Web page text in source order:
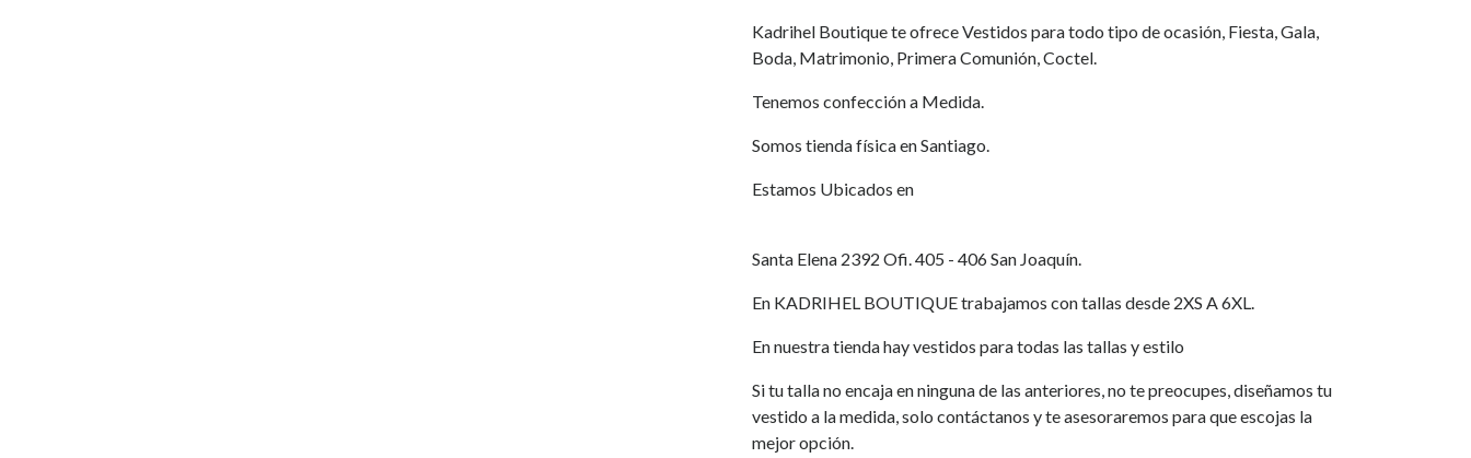
Kadrihel Boutique te ofrece Vestidos para todo tipo de ocasión, Fiesta, Gala,
Boda, Matrimonio, Primera Comunión, Coctel.
Tenemos confección a Medida.
Somos tienda física en Santiago.
Estamos Ubicados en
Santa Elena 2392 Ofi. 405 - 406 San Joaquín.
En KADRIHEL BOUTIQUE trabajamos con tallas desde 2XS A 6XL.
En nuestra tienda hay vestidos para todas las tallas y estilo
Si tu talla no encaja en ninguna de las anteriores, no te preocupes, diseñamos tu
vestido a la medida, solo contáctanos y te asesoraremos para que escojas la
mejor opción.